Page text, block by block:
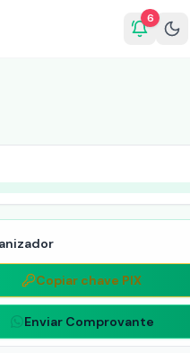
6
Copiar chave PIX
Enviar Comprovante